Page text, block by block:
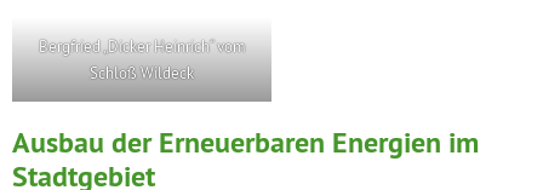
Bergfried „Dicker Heinrich“ vom
Schloß Wildeck
Ausbau der Erneuerbaren Energien im
Stadtgebiet